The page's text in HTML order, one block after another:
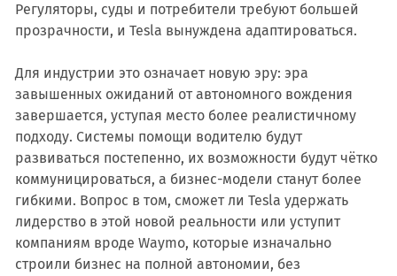
Регуляторы, суды и потребители требуют большей
прозрачности, и Tesla вынуждена адаптироваться.
Для индустрии это означает новую эру: эра
завышенных ожиданий от автономного вождения
завершается, уступая место более реалистичному
подходу. Системы помощи водителю будут
развиваться постепенно, их возможности будут чётко
коммуницироваться, а бизнес-модели станут более
гибкими. Вопрос в том, сможет ли Tesla удержать
лидерство в этой новой реальности или уступит
компаниям вроде Waymo, которые изначально
строили бизнес на полной автономии, без